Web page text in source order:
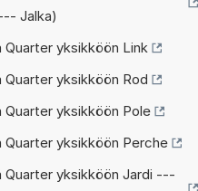
Jalka)
yksikköön Link
yksikköön Rod
Quarter yksikköön Pole
Quarter yksikköön Perche
Quarter yksikköön Jardi ---